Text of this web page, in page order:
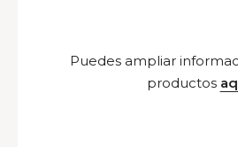
Puedes ampliar
productos